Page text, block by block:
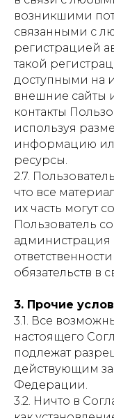
возникшими
связанными с
регистрацией
такой
доступными на
внешние сайты
контакты
используя
информацию
ресурсы.
2.7.
что все
их часть могут
Пользователь
администрация
обязательств в
3. Прочие
3.1. Все
настоящего
подлежат
действующим
Федерации.
3.2. Ничто в